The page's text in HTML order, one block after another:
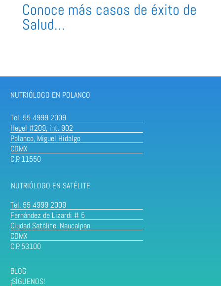
Conoce más casos de éxito de
Salud…
NUTRIÓLOGO EN POLANCO
Tel. 55 4999 2009
Hegel #209, int. 902
Polanco, Miguel Hidalgo
CDMX
C.P. 11550
NUTRIÓLOGO EN SATÉLITE
Tel. 55 4999 2009
Fernández de Lizardi # 5
Ciudad Satélite, Naucalpan
CDMX
C.P. 53100
BLOG
¡SÍGUENOS!